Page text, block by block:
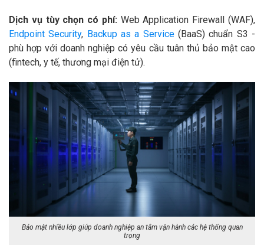
Dịch vụ tùy chọn có phí:Web Application Firewall (WAF),
Endpoint Security, Backup as a Service(BaaS) chuẩn S3 -
phù hợp với doanh nghiệp có yêu cầu tuân thủ bảo mật cao
(fintech, y tế, thương mại điện tử).
Bảo mật nhiều lớp giúp doanh nghiệp an tâm vận hành các hệ thống quan
trọng